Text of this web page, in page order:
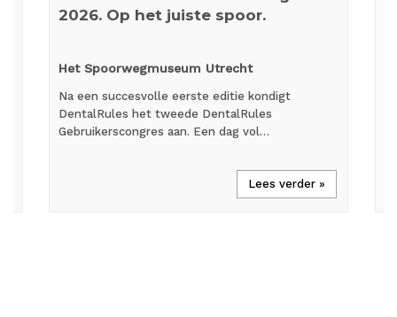
2026. Op het juiste spoor.
Het Spoorwegmuseum Utrecht
Na een succesvolle eerste editie kondigt
DentalRules het tweede DentalRules
Gebruikerscongres aan. Een dag vol…
Lees verder »